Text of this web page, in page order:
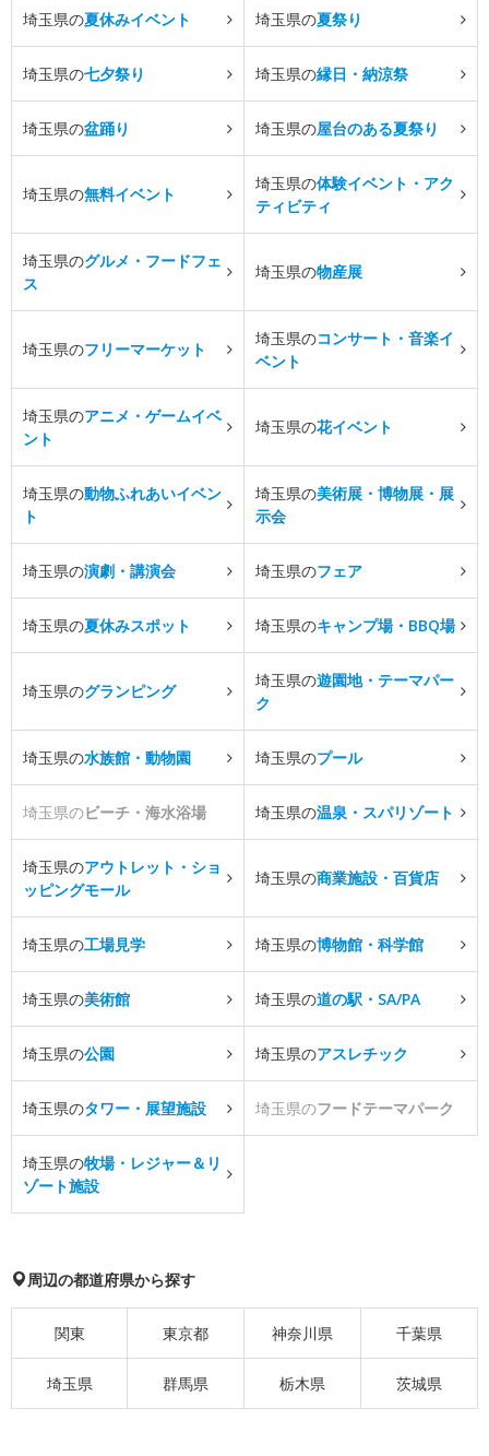
埼玉県の夏休みイベント 埼玉県の夏祭り
埼玉県の七夕祭り 埼玉県の縁日・納涼祭
埼玉県の盆踊り 埼玉県の屋台のある夏祭り
埼玉県の無料イベント
埼玉県の体験イベント・アク
ティビティ
埼玉県のグルメ・フードフェ
ス
埼玉県の物産展
埼玉県のフリーマーケット
埼玉県のコンサート・音楽イ
ベント
埼玉県のアニメ・ゲームイベ
ント
埼玉県の花イベント
埼玉県の動物ふれあいイベン
ト
埼玉県の美術展・博物展・展
示会
埼玉県の演劇・講演会 埼玉県のフェア
埼玉県の夏休みスポット 埼玉県のキャンプ場・BBQ場
埼玉県のグランピング
埼玉県の遊園地・テーマパー
ク
埼玉県の水族館・動物園 埼玉県のプール
埼玉県のビーチ・海水浴場 埼玉県の温泉・スパリゾート
埼玉県のアウトレット・ショ
ッピングモール
埼玉県の商業施設・百貨店
埼玉県の工場見学 埼玉県の博物館・科学館
埼玉県の美術館 埼玉県の道の駅・SA/PA
埼玉県の公園 埼玉県のアスレチック
埼玉県のタワー・展望施設 埼玉県のフードテーマパーク
埼玉県の牧場・レジャー＆リ
ゾート施設
周辺の都道府県から探す
関東 東京都 神奈川県 千葉県
埼玉県 群馬県 栃木県 茨城県